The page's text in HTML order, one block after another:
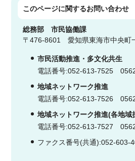
このページに関するお問い合わせ
総務部市民協働課
〒476-8601 愛知県東海市中央町
市民活動推進・多文化共生
電話番号:052-613-7525
地域ネットワーク推進
電話番号:052-613-7526
地域ネットワーク推進(各地域
電話番号:052-613-7527
ファクス番号(共通):052-603-